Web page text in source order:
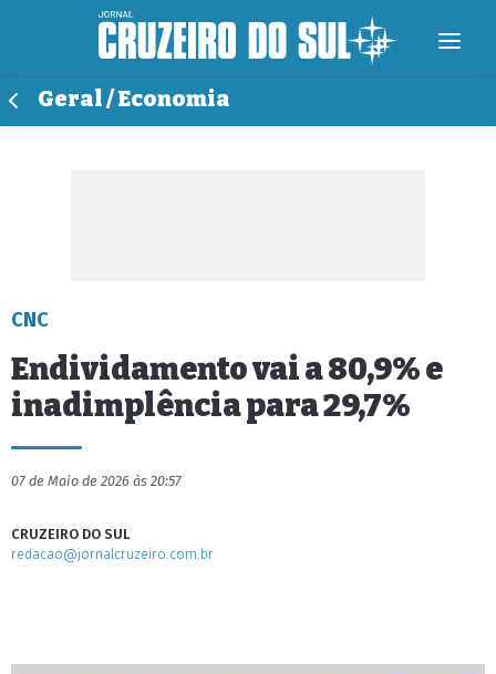
Geral / Economia
CNC
Endividamento vai a 80,9% e
inadimplência para 29,7%
07 de Maio de 2026 às 20:57
CRUZEIRO DO SUL
redacao@jornalcruzeiro.com.br